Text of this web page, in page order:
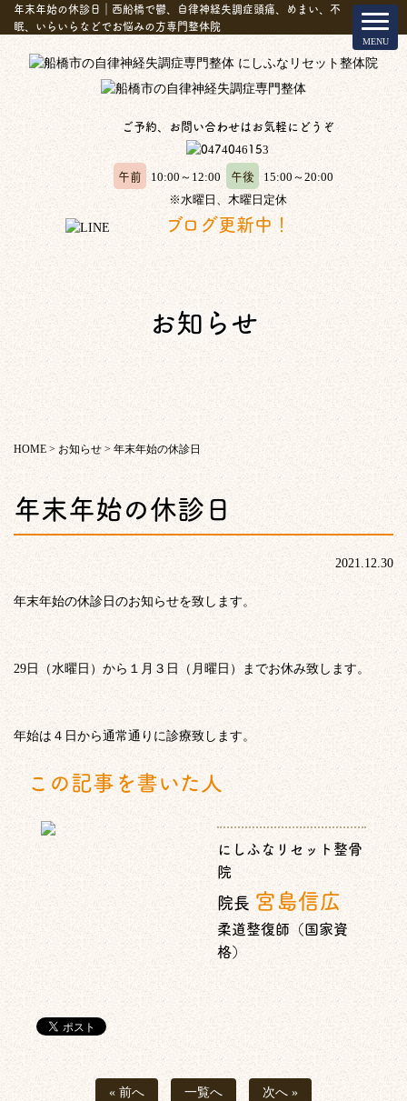
年末年始の休診日｜西船橋で鬱、自律神経失調症頭痛、めまい、不
眠、いらいらなどでお悩みの方専門整体院
ご予約、お問い合わせはお気軽にどうぞ
午前 10:00～12:00 午後
15:00～20:00
※水曜日、木曜日定休
ブログ更新中！
お知らせ
HOME > お知らせ > 年末年始の休診日
年末年始の休診日
2021.12.30
年末年始の休診日のお知らせを致します。
29日（水曜日）から１月３日（月曜日）までお休み致します。
年始は４日から通常通りに診療致します。
この記事を書いた人
にしふなリセット整骨
院
院長宮島信広
柔道整復師（国家資
格）
« 前へ 一覧へ 次へ »